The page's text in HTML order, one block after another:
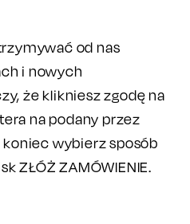
od nas
i nowych
że klikniesz zgodę na
na podany przez
wybierz sposób
ZŁÓŻ ZAMÓWIENIE.